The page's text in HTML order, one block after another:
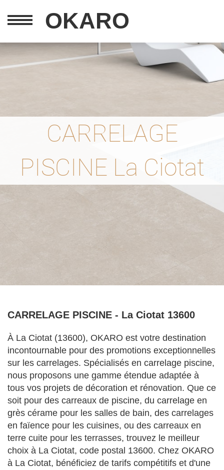
OKARO
CARRELAGE
PISCINE La Ciotat
CARRELAGE PISCINE - La Ciotat 13600
À La Ciotat (13600), OKARO est votre destination
incontournable pour des promotions exceptionnelles
sur les carrelages. Spécialisés en carrelage piscine,
nous proposons une gamme étendue adaptée à
tous vos projets de décoration et rénovation. Que ce
soit pour des carreaux de piscine, du carrelage en
grès cérame pour les salles de bain, des carrelages
en faïence pour les cuisines, ou des carreaux en
terre cuite pour les terrasses, trouvez le meilleur
choix à La Ciotat, code postal 13600. Chez OKARO
à La Ciotat, bénéficiez de tarifs compétitifs et d'une